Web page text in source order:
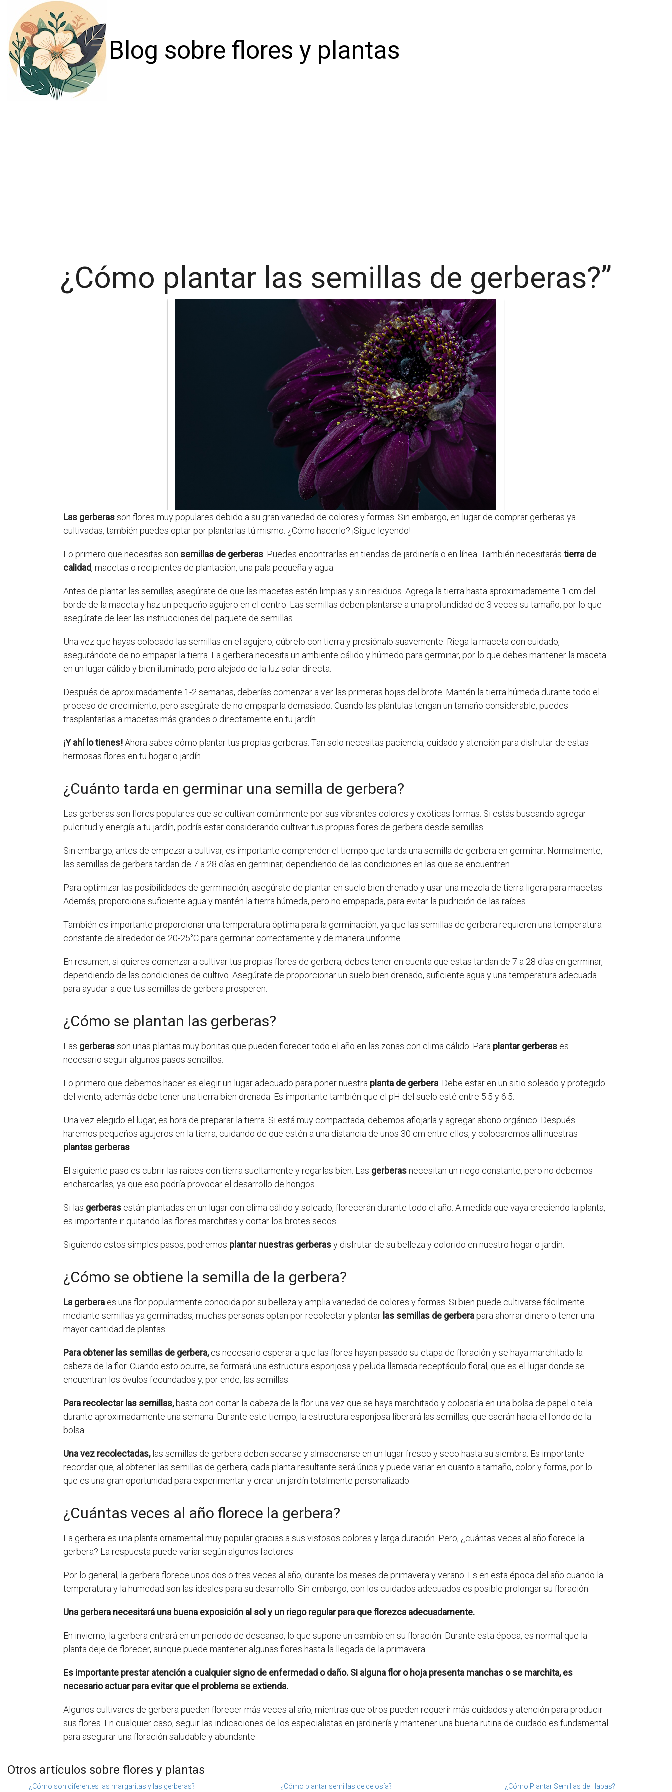
Blog sobre flores y plantas
¿Cómo plantar las semillas de gerberas?”
Las gerberasson flores muy populares debido a su gran variedad de colores y formas. Sin embargo, en lugar de comprar gerberas ya
cultivadas, también puedes optar por plantarlas tú mismo. ¿Cómo hacerlo? ¡Sigue leyendo!
Lo primero que necesitas son semillas de gerberas. Puedes encontrarlas en tiendas de jardinería o en línea. También necesitarás tierra de
calidad, macetas o recipientes de plantación, una pala pequeña y agua.
Antes de plantar las semillas, asegúrate de que las macetas estén limpias y sin residuos. Agrega la tierra hasta aproximadamente 1 cm del
borde de la maceta y haz un pequeño agujero en el centro. Las semillas deben plantarse a una profundidad de 3 veces su tamaño, por lo que
asegúrate de leer las instrucciones del paquete de semillas.
Una vez que hayas colocado las semillas en el agujero, cúbrelo con tierra y presiónalo suavemente. Riega la maceta con cuidado,
asegurándote de no empapar la tierra. La gerbera necesita un ambiente cálido y húmedo para germinar, por lo que debes mantener la maceta
en un lugar cálido y bien iluminado, pero alejado de la luz solar directa.
Después de aproximadamente 1-2 semanas, deberías comenzar a ver las primeras hojas del brote. Mantén la tierra húmeda durante todo el
proceso de crecimiento, pero asegúrate de no empaparla demasiado. Cuando las plántulas tengan un tamaño considerable, puedes
trasplantarlas a macetas más grandes o directamente en tu jardín.
¡Y ahí lo tienes!Ahora sabes cómo plantar tus propias gerberas. Tan solo necesitas paciencia, cuidado y atención para disfrutar de estas
hermosas flores en tu hogar o jardín.
¿Cuánto tarda en germinar una semilla de gerbera?
Las gerberas son flores populares que se cultivan comúnmente por sus vibrantes colores y exóticas formas. Si estás buscando agregar
pulcritud y energía a tu jardín, podría estar considerando cultivar tus propias flores de gerbera desde semillas.
Sin embargo, antes de empezar a cultivar, es importante comprender el tiempo que tarda una semilla de gerbera en germinar. Normalmente,
las semillas de gerbera tardan de 7 a 28 días en germinar, dependiendo de las condiciones en las que se encuentren.
Para optimizar las posibilidades de germinación, asegúrate de plantar en suelo bien drenado y usar una mezcla de tierra ligera para macetas.
Además, proporciona suficiente agua y mantén la tierra húmeda, pero no empapada, para evitar la pudrición de las raíces.
También es importante proporcionar una temperatura óptima para la germinación, ya que las semillas de gerbera requieren una temperatura
constante de alrededor de 20-25°C para germinar correctamente y de manera uniforme.
En resumen, si quieres comenzar a cultivar tus propias flores de gerbera, debes tener en cuenta que estas tardan de 7 a 28 días en germinar,
dependiendo de las condiciones de cultivo. Asegúrate de proporcionar un suelo bien drenado, suficiente agua y una temperatura adecuada
para ayudar a que tus semillas de gerbera prosperen.
¿Cómo se plantan las gerberas?
Las gerberasson unas plantas muy bonitas que pueden florecer todo el año en las zonas con clima cálido. Para plantar gerberas es
necesario seguir algunos pasos sencillos.
Lo primero que debemos hacer es elegir un lugar adecuado para poner nuestra planta de gerbera. Debe estar en un sitio soleado y protegido
del viento, además debe tener una tierra bien drenada. Es importante también que el pH del suelo esté entre 5.5 y 6.5.
Una vez elegido el lugar, es hora de preparar la tierra. Si está muy compactada, debemos aflojarla y agregar abono orgánico. Después
haremos pequeños agujeros en la tierra, cuidando de que estén a una distancia de unos 30 cm entre ellos, y colocaremos allí nuestras
plantas gerberas.
El siguiente paso es cubrir las raíces con tierra sueltamente y regarlas bien. Las gerberasnecesitan un riego constante, pero no debemos
encharcarlas, ya que eso podría provocar el desarrollo de hongos.
Si las gerberas están plantadas en un lugar con clima cálido y soleado, florecerán durante todo el año. A medida que vaya creciendo la planta,
es importante ir quitando las flores marchitas y cortar los brotes secos.
Siguiendo estos simples pasos, podremos plantar nuestras gerberasy disfrutar de su belleza y colorido en nuestro hogar o jardín.
¿Cómo se obtiene la semilla de la gerbera?
La gerbera es una flor popularmente conocida por su belleza y amplia variedad de colores y formas. Si bien puede cultivarse fácilmente
mediante semillas ya germinadas, muchas personas optan por recolectar y plantar las semillas de gerberapara ahorrar dinero o tener una
mayor cantidad de plantas.
Para obtener las semillas de gerbera,es necesario esperar a que las flores hayan pasado su etapa de floración y se haya marchitado la
cabeza de la flor. Cuando esto ocurre, se formará una estructura esponjosa y peluda llamada receptáculo floral, que es el lugar donde se
encuentran los óvulos fecundados y, por ende, las semillas.
Para recolectar las semillas,basta con cortar la cabeza de la flor una vez que se haya marchitado y colocarla en una bolsa de papel o tela
durante aproximadamente una semana. Durante este tiempo, la estructura esponjosa liberará las semillas, que caerán hacia el fondo de la
bolsa.
Una vez recolectadas,las semillas de gerbera deben secarse y almacenarse en un lugar fresco y seco hasta su siembra. Es importante
recordar que, al obtener las semillas de gerbera, cada planta resultante será única y puede variar en cuanto a tamaño, color y forma, por lo
que es una gran oportunidad para experimentar y crear un jardín totalmente personalizado.
¿Cuántas veces al año florece la gerbera?
La gerbera es una planta ornamental muy popular gracias a sus vistosos colores y larga duración. Pero, ¿cuántas veces al año florece la
gerbera? La respuesta puede variar según algunos factores.
Por lo general, la gerbera florece unos dos o tres veces al año, durante los meses de primavera y verano. Es en esta época del año cuando la
temperatura y la humedad son las ideales para su desarrollo. Sin embargo, con los cuidados adecuados es posible prolongar su floración.
Una gerbera necesitará una buena exposición al sol y un riego regular para que florezca adecuadamente.
En invierno, la gerbera entrará en un periodo de descanso, lo que supone un cambio en su floración. Durante esta época, es normal que la
planta deje de florecer, aunque puede mantener algunas flores hasta la llegada de la primavera.
Es importante prestar atención a cualquier signo de enfermedad o daño. Si alguna flor o hoja presenta manchas o se marchita, es
necesario actuar para evitar que el problema se extienda.
Algunos cultivares de gerbera pueden florecer más veces al año, mientras que otros pueden requerir más cuidados y atención para producir
sus flores. En cualquier caso, seguir las indicaciones de los especialistas en jardinería y mantener una buena rutina de cuidado es fundamental
para asegurar una floración saludable y abundante.
Otros artículos sobre flores y plantas
¿Cómo son diferentes las margaritas y las gerberas? ¿Cómo plantar semillas de celosía? ¿Cómo Plantar Semillas de Habas?